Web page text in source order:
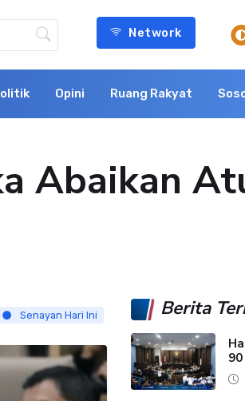
Network
Opini Ruang Rakyat
Abaikan
Senayan Hari Ini Berita